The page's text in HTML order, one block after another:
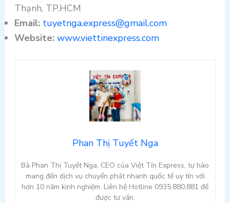
Thạnh, TP.HCM
Email: tuyetnga.express@gmail.com
Website: www.viettinexpress.com
Phan Thị Tuyết Nga
Bà Phan Thị Tuyết Nga, CEO của Việt Tín Express, tự hào
mang đến dịch vụ chuyển phát nhanh quốc tế uy tín với
hơn 10 năm kinh nghiệm. Liên hệ Hotline 0935.880.881 để
được tư vấn.